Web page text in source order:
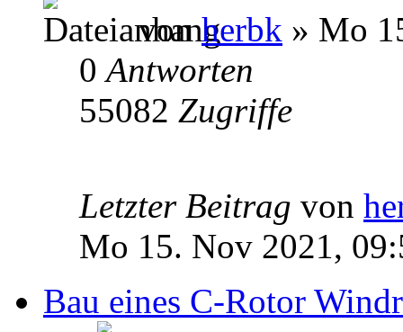
vonherbk » Mo
0Antworten
55082 Zugriffe
Letzter Beitrag von
Mo 15. Nov 2021,
Bau eines C-Rotor